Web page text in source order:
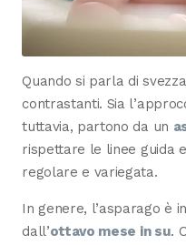
Quando si parla di
contrastanti. Sia
tuttavia, partono da un
rispettare le linee guida
regolare e variegata.
In genere, l’asparago è
dall’ottavo mese in su.